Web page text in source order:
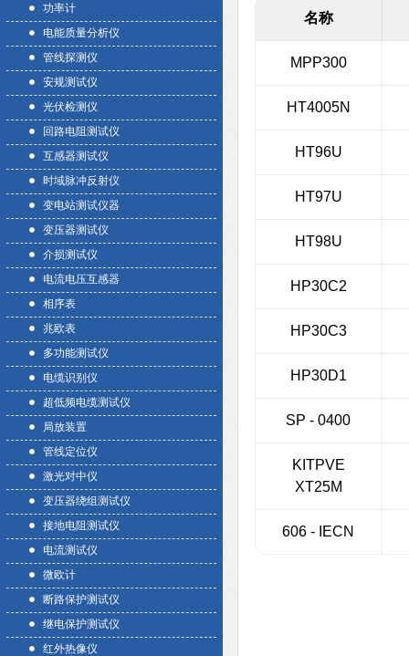
功率计
电能质量分析仪
管线探测仪
安规测试仪
光伏检测仪
回路电阻测试仪
互感器测试仪
时域脉冲反射仪
变电站测试仪器
变压器测试仪
介损测试仪
电流电压互感器
相序表
兆欧表
多功能测试仪
电缆识别仪
超低频电缆测试仪
局放装置
管线定位仪
激光对中仪
变压器绕组测试仪
接地电阻测试仪
电流测试仪
微欧计
断路保护测试仪
继电保护测试仪
红外热像仪
名称
MPP300
HT4005N
HT96U
HT97U
HT98U
HP30C2
HP30C3
HP30D1
SP - 0400
KITPVE
XT25M
606 - IECN